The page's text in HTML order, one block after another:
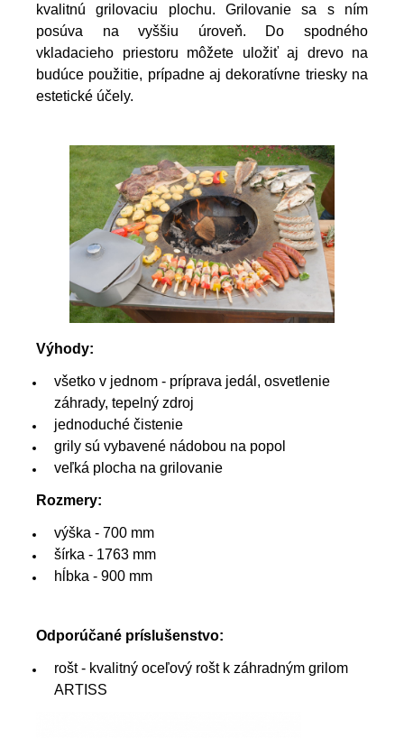
kvalitnú grilovaciu plochu. Grilovanie sa s ním
posúva na vyššiu úroveň. Do spodného
vkladacieho priestoru môžete uložiť aj drevo na
budúce použitie, prípadne aj dekoratívne triesky na
estetické účely.
Výhody:
všetko v jednom - príprava jedál, osvetlenie
záhrady, tepelný zdroj
jednoduché čistenie
grily sú vybavené nádobou na popol
veľká plocha na grilovanie
Rozmery:
výška - 700 mm
šírka - 1763 mm
hĺbka - 900 mm
Odporúčané príslušenstvo:
rošt - kvalitný oceľový rošt k záhradným grilom
ARTISS